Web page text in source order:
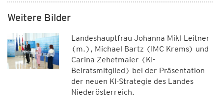
Weitere Bilder
Landeshauptfrau Johanna Mikl-Leitner
(m.), Michael Bartz (IMC Krems) und
Carina Zehetmaier (KI-
Beiratsmitglied) bei der Präsentation
der neuen KI-Strategie des Landes
Niederösterreich.